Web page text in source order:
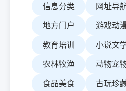
信息分类
网址导
地方门户
游戏动
教育培训
小说文
农林牧渔
动物宠
食品美食
古玩珍